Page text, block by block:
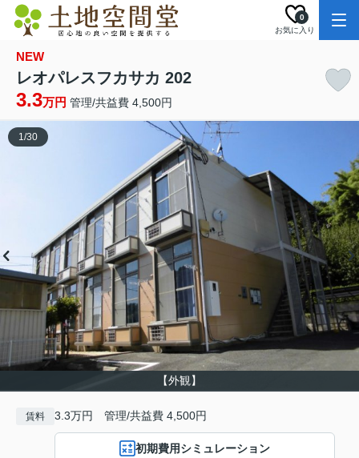
お気に入り
0
NEW
レオパレスフカサカ 202
3.3万円 管理/共益費 4,500円
【外観】
1/30
賃料 3.3万円 管理/共益費 4,500円
初期費用シミュレーション